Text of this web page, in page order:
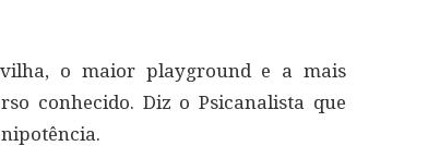
o maior playground e a mais
conhecido. Diz o Psicanalista que